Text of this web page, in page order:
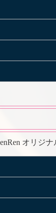
オリジ